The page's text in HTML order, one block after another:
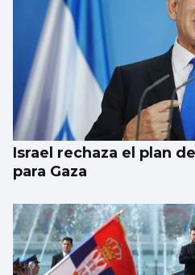
Israel rechaza el plan
para Gaza